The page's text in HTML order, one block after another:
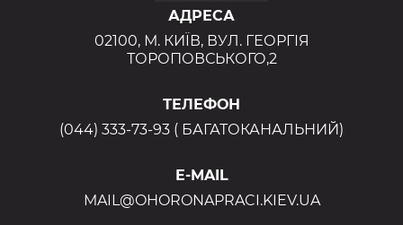
АДРЕСА
02100, М. КИЇВ, ВУЛ. ГЕОРГІЯ
ТОРОПОВСЬКОГО,2
ТЕЛЕФОН
(044) 333-73-93 ( БАГАТОКАНАЛЬНИЙ)
E-MAIL
MAIL@OHORONAPRACI.KIEV.UA